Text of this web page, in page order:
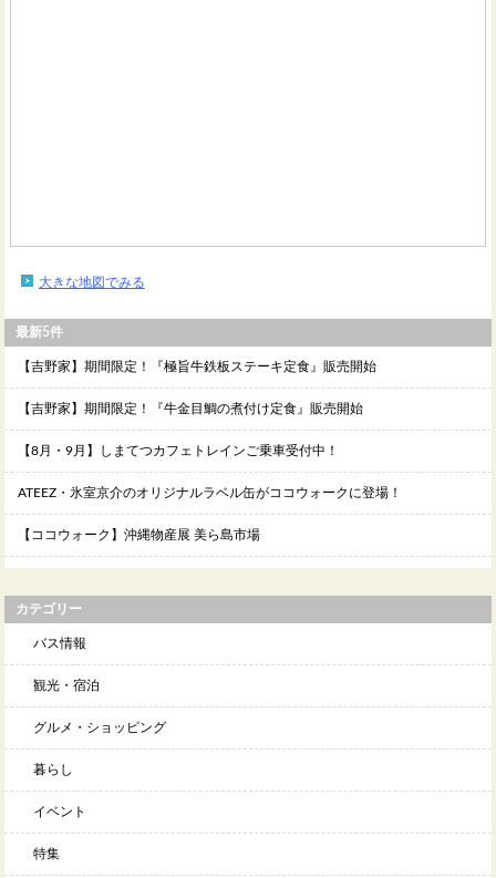
大きな地図でみる
最新5件
【吉野家】期間限定！『極旨牛鉄板ステーキ定食』販売開始
【吉野家】期間限定！『牛金目鯛の煮付け定食』販売開始
【8月・9月】しまてつカフェトレインご乗車受付中！
ATEEZ・氷室京介のオリジナルラベル缶がココウォークに登場！
【ココウォーク】沖縄物産展 美ら島市場
カテゴリー
バス情報
観光・宿泊
グルメ・ショッピング
暮らし
イベント
特集